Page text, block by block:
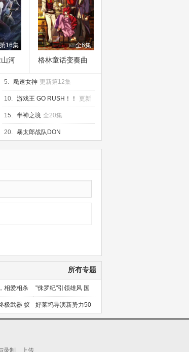
16集
河
全6集
格林童话变奏曲
5. 飚速女神 更新第12集
10. 游戏王 GO RUSH！！ 更新
第145集
15. 半神之境 全20集
20. 暴太郎战队DON
BROTHERS 已完结
所有专题
相爱相杀 "侏罗纪"引领雄风 国
产片下旬逆袭
极武器 蚁
者大盘点
好莱坞导演新势力50
人上篇
录制、上传